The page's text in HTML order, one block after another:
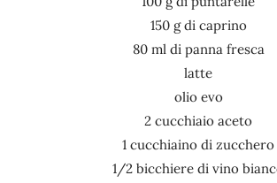
150 g di caprino
80 ml di panna fresca
latte
olio evo
2 cucchiaio aceto
1 cucchiaino di zucchero
1/2 bicchiere di vino